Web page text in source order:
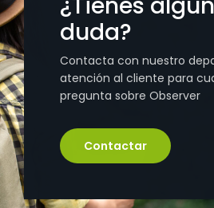
duda?
Contacta con nuestro
atención al cliente para
pregunta sobre Observer
Contactar